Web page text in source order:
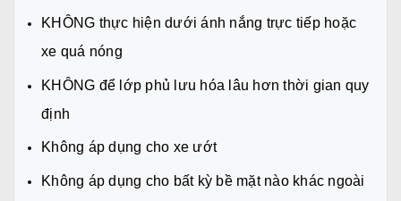
KHÔNG thực hiện dưới ánh nắng trực tiếp hoặc
xe quá nóng
KHÔNG để lớp phủ lưu hóa lâu hơn thời gian quy
định
Không áp dụng cho xe ướt
Không áp dụng cho bất kỳ bề mặt nào khác ngoài